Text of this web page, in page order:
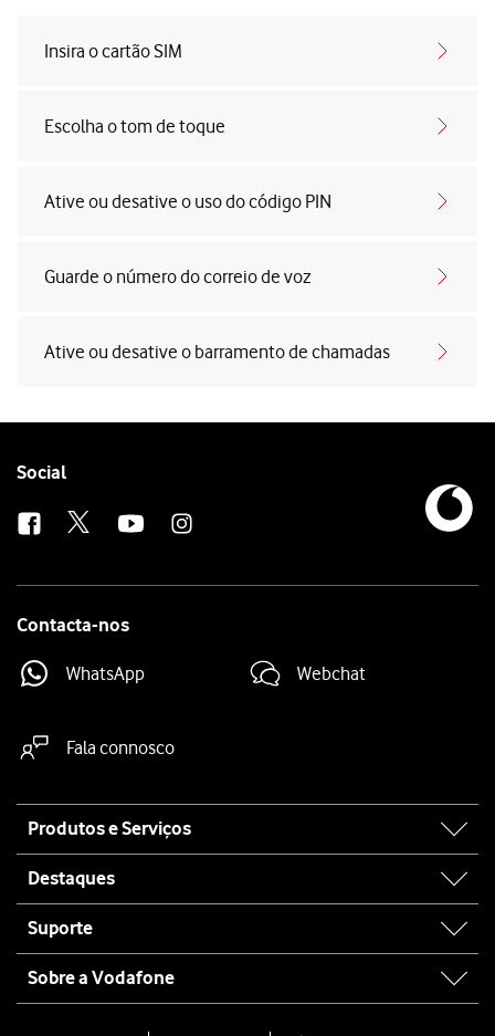
Insira o cartão SIM
Escolha o tom de toque
Ative ou desative o uso do código PIN
Guarde o número do correio de voz
Ative ou desative o barramento de chamadas
Follow
Social
Contacta-nos
WhatsApp Webchat
Fala connosco
map
Produtos e Serviços
Destaques
Suporte
Sobre a Vodafone